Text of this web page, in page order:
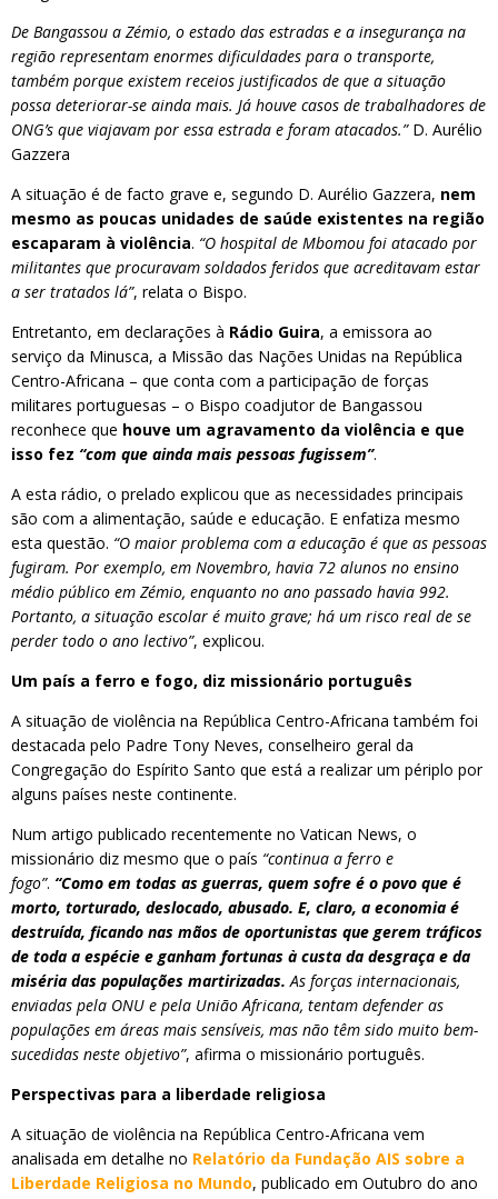
De Bangassou a Zémio, o estado das estradas e a insegurança na
região representam enormes dificuldades para o transporte,
também porque existem receios justificados de que a situação
possa deteriorar-se ainda mais. Já houve casos de trabalhadores de
ONG’s que viajavam por essa estrada e foram atacados.”D. Aurélio
Gazzera
A situação é de facto grave e, segundo D. Aurélio Gazzera, nem
mesmo as poucas unidades de saúde existentes na região
escaparam à violência. “O hospital de Mbomou foi atacado por
militantes que procuravam soldados feridos que acreditavam estar
a ser tratados lá”, relata o Bispo.
Entretanto, em declarações à Rádio Guira, a emissora ao
serviço da Minusca, a Missão das Nações Unidas na República
Centro-Africana – que conta com a participação de forças
militares portuguesas – o Bispo coadjutor de Bangassou
reconhece que houve um agravamento da violência e que
isso fez “com que ainda mais pessoas fugissem”.
A esta rádio, o prelado explicou que as necessidades principais
são com a alimentação, saúde e educação. E enfatiza mesmo
esta questão. “O maior problema com a educação é que as pessoas
fugiram. Por exemplo, em Novembro, havia 72 alunos no ensino
médio público em Zémio, enquanto no ano passado havia 992.
Portanto, a situação escolar é muito grave; há um risco real de se
perder todo o ano lectivo”, explicou.
Um país a ferro e fogo, diz missionário português
A situação de violência na República Centro-Africana também foi
destacada pelo Padre Tony Neves, conselheiro geral da
Congregação do Espírito Santo que está a realizar um périplo por
alguns países neste continente.
Num artigo publicado recentemente no Vatican News, o
missionário diz mesmo que o país “continua a ferro e
fogo”. “Como em todas as guerras, quem sofre é o povo que é
morto, torturado, deslocado, abusado. E, claro, a economia é
destruída, ficando nas mãos de oportunistas que gerem tráficos
de toda a espécie e ganham fortunas à custa da desgraça e da
miséria das populações martirizadas. As forças internacionais,
enviadas pela ONU e pela União Africana, tentam defender as
populações em áreas mais sensíveis, mas não têm sido muito bem-
sucedidas neste objetivo”, afirma o missionário português.
Perspectivas para a liberdade religiosa
A situação de violência na República Centro-Africana vem
analisada em detalhe no Relatório da Fundação AIS sobre a
Liberdade Religiosa no Mundo, publicado em Outubro do ano